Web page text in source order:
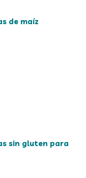
de maíz
sin gluten para